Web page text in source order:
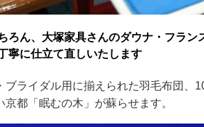
ん、大塚家具さんのダウナ・フラン
寧に仕立て直しいたします
ライダル用に揃えられた羽毛布団、
京都「眠むの木」が蘇らせます。